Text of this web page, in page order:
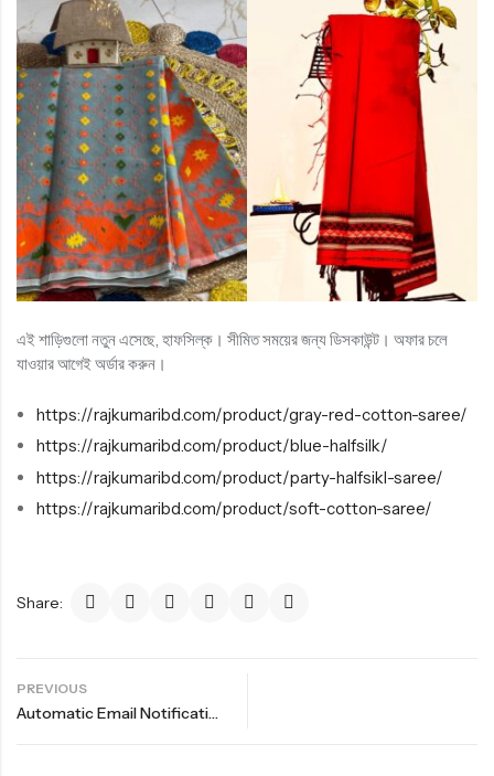
এই শাড়িগুলো নতুন এসেছে, হাফসিল্ক। সীমিত সময়ের জন্য ডিসকাউন্ট। অফার চলে
যাওয়ার আগেই অর্ডার করুন।
https://rajkumaribd.com/product/gray-red-cotton-saree/
https://rajkumaribd.com/product/blue-halfsilk/
https://rajkumaribd.com/product/party-halfsikl-saree/
https://rajkumaribd.com/product/soft-cotton-saree/
Share:
PREVIOUS
Automatic Email Notification